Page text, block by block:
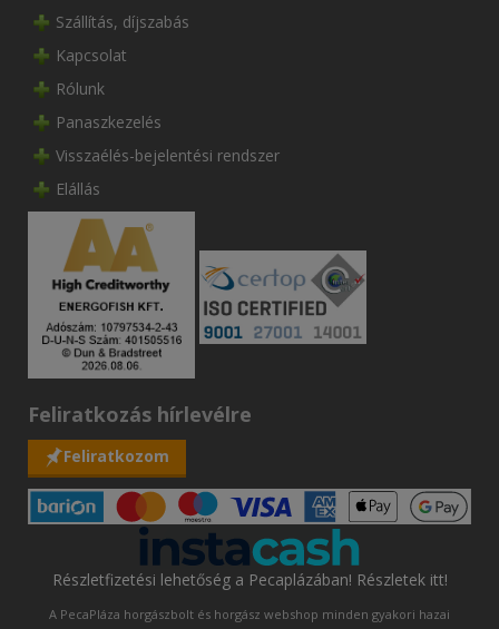
Szállítás, díjszabás
Kapcsolat
Rólunk
Panaszkezelés
Visszaélés-bejelentési rendszer
Elállás
Feliratkozás hírlevélre
Feliratkozom
Részletfizetési lehetőség a Pecaplázában! Részletek itt!
A PecaPláza horgászbolt és horgász webshop minden gyakori hazai